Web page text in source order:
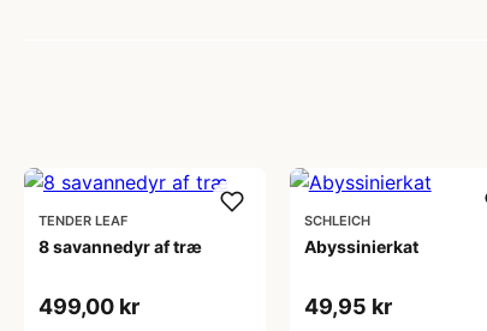
TENDER LEAF
8 savannedyr af træ
499,00 kr
SCHLEICH
Abyssinierkat
49,95 kr